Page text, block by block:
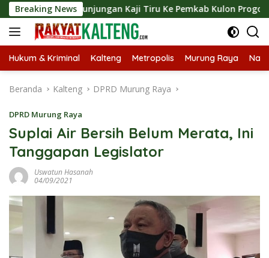
Langsung
ke
konten
Breaking News
Kunjungan Kaji Tiru Ke Pemkab Kulon Progo
Hukum & Kriminal Kalteng Metropolis Murung Raya
Beranda Kalteng DPRD Murung Raya
DPRD Murung Raya
Suplai Air Bersih Belum Merata, Ini
Tanggapan Legislator
Uswatun Hasanah
04/09/2021